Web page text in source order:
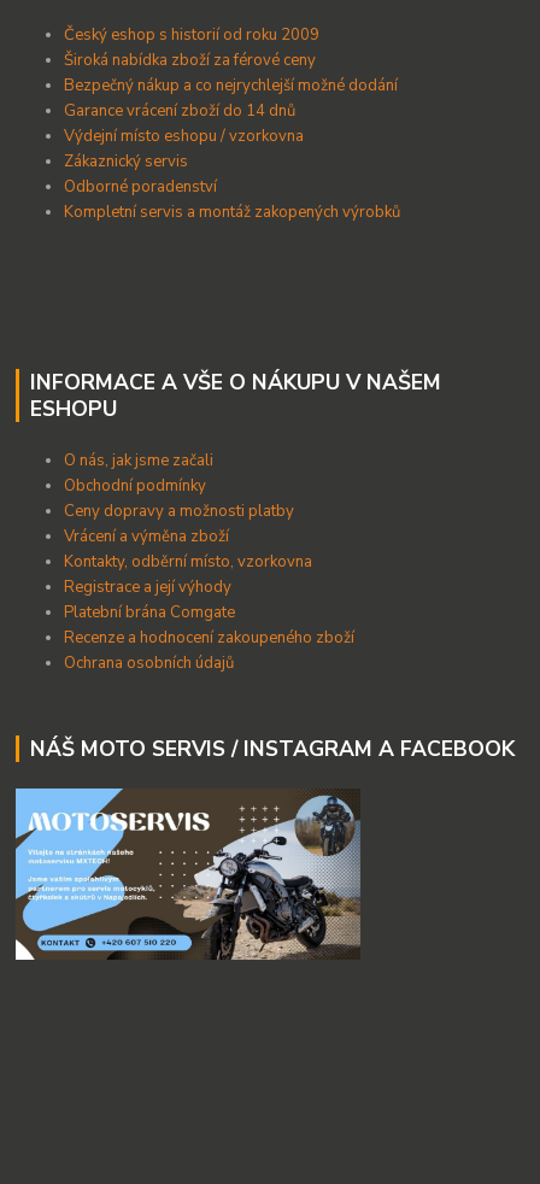
Český eshop s historií od roku 2009
Široká nabídka zboží za férové ceny
Bezpečný nákup a co nejrychlejší možné dodání
Garance vrácení zboží do 14 dnů
Výdejní místo eshopu / vzorkovna
Zákaznický servis
Odborné poradenství
Kompletní servis a montáž zakopených výrobků
INFORMACE A VŠE O NÁKUPU V NAŠEM
ESHOPU
O nás, jak jsme začali
Obchodní podmínky
Ceny dopravy a možnosti platby
Vrácení a výměna zboží
Kontakty, odběrní místo, vzorkovna
Registrace a její výhody
Platební brána Comgate
Recenze a hodnocení zakoupeného zboží
Ochrana osobních údajů
NÁŠ MOTO SERVIS / INSTAGRAM A FACEBOOK